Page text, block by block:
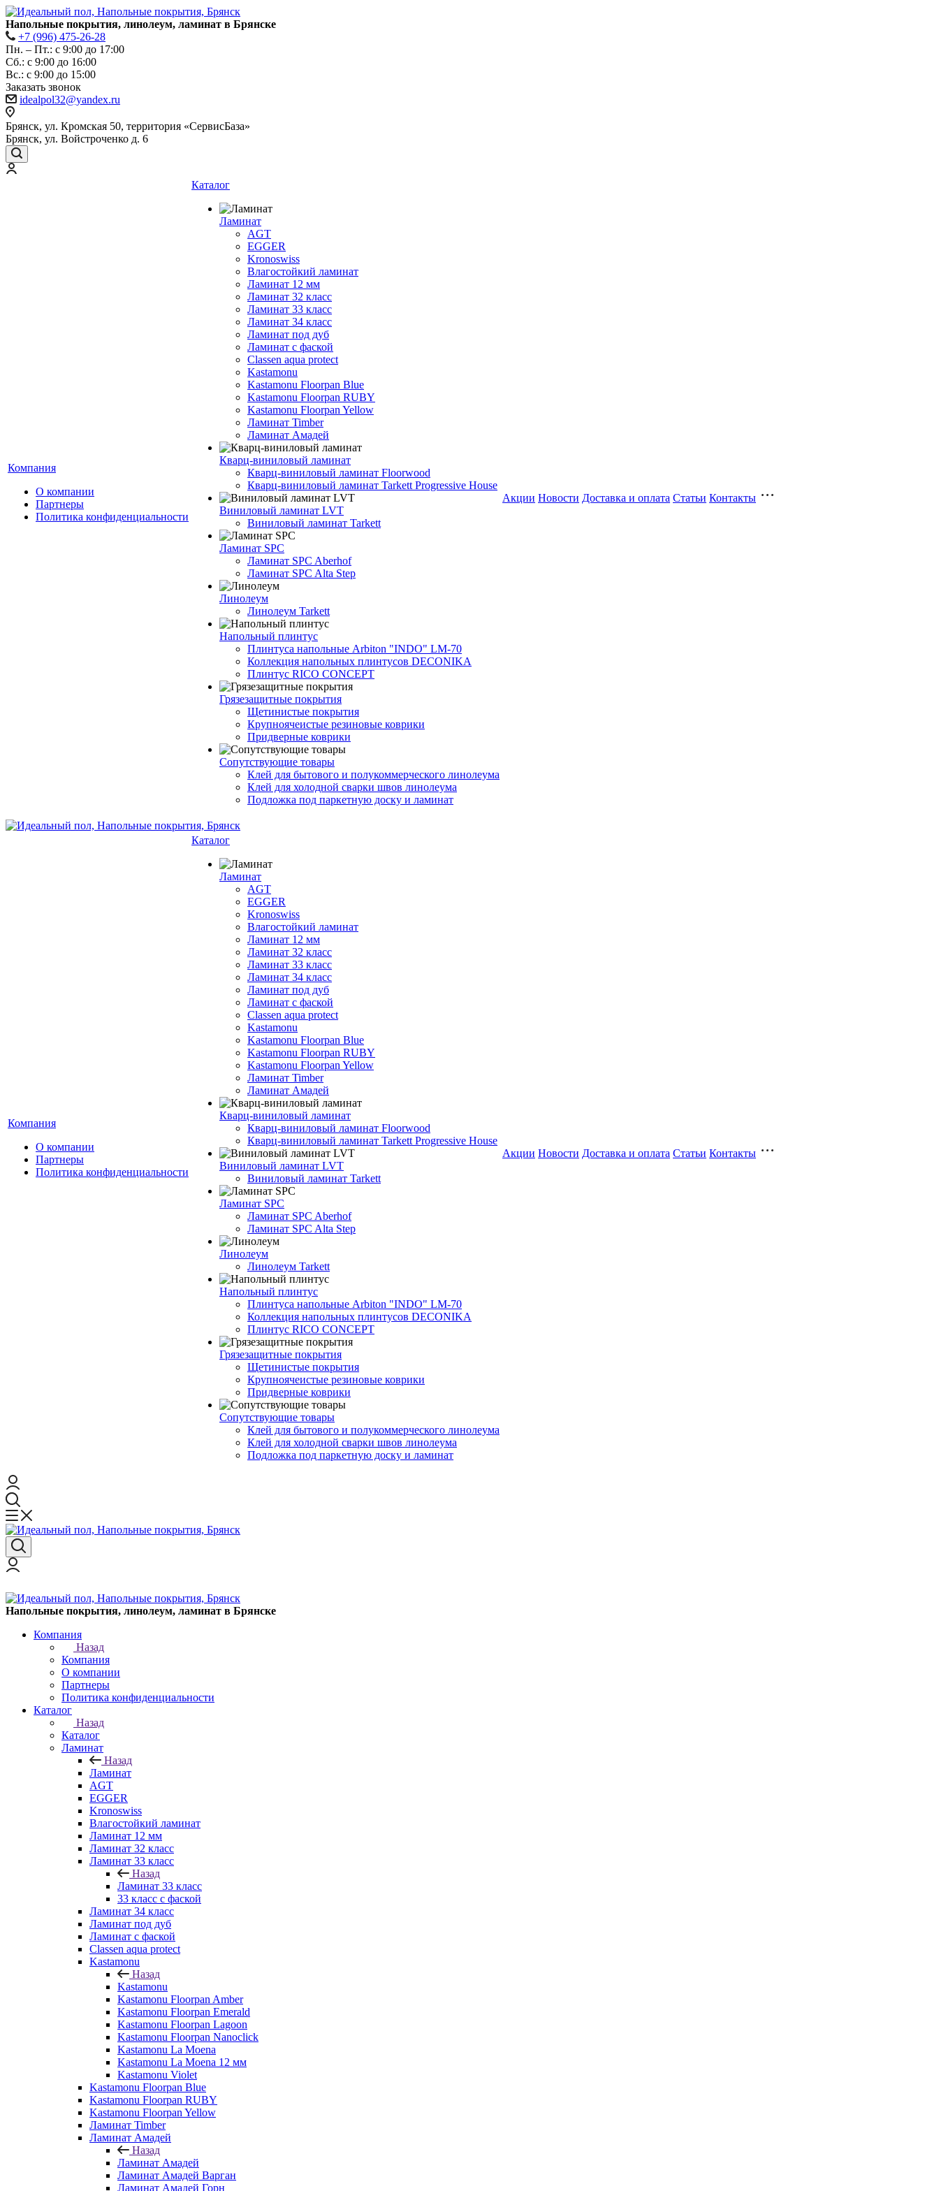
Напольные покрытия, линолеум, ламинат в Брянске
+7 (996) 475-26-28
Пн. – Пт.: с 9:00 до 17:00
Сб.: с 9:00 до 16:00
Bc.: с 9:00 до 15:00
Заказать звонок
idealpol32@yandex.ru
Брянск, ул. Кромская 50, территория «СервисБаза»
Брянск, ул. Войстроченко д. 6
Компания
О компании
Партнеры
Политика конфиденциальности
Каталог
Ламинат
AGT
EGGER
Kronoswiss
Влагостойкий ламинат
Ламинат 12 мм
Ламинат 32 класс
Ламинат 33 класс
Ламинат 34 класс
Ламинат под дуб
Ламинат с фаской
Classen aqua protect
Kastamonu
Kastamonu Floorpan Blue
Kastamonu Floorpan RUBY
Kastamonu Floorpan Yellow
Ламинат Timber
Ламинат Амадей
Кварц-виниловый ламинат
Кварц-виниловый ламинат Floorwood
Кварц-виниловый ламинат Tarkett Progressive House
Виниловый ламинат LVT
Виниловый ламинат Tarkett
Ламинат SPC
Ламинат SPC Aberhof
Ламинат SPC Alta Step
Линолеум
Линолеум Tarkett
Напольный плинтус
Плинтуса напольные Arbiton "INDO" LM-70
Коллекция напольных плинтусов DECONIKA
Плинтус RICO CONCEPT
Грязезащитные покрытия
Щетинистые покрытия
Крупноячеистые резиновые коврики
Придверные коврики
Сопутствующие товары
Клей для бытового и полукоммерческого линолеума
Клей для холодной сварки швов линолеума
Подложка под паркетную доску и ламинат
Акции Новости Доставка и оплата Статьи Контакты
Компания
О компании
Партнеры
Политика конфиденциальности
Каталог
Ламинат
AGT
EGGER
Kronoswiss
Влагостойкий ламинат
Ламинат 12 мм
Ламинат 32 класс
Ламинат 33 класс
Ламинат 34 класс
Ламинат под дуб
Ламинат с фаской
Classen aqua protect
Kastamonu
Kastamonu Floorpan Blue
Kastamonu Floorpan RUBY
Kastamonu Floorpan Yellow
Ламинат Timber
Ламинат Амадей
Кварц-виниловый ламинат
Кварц-виниловый ламинат Floorwood
Кварц-виниловый ламинат Tarkett Progressive House
Виниловый ламинат LVT
Виниловый ламинат Tarkett
Ламинат SPC
Ламинат SPC Aberhof
Ламинат SPC Alta Step
Линолеум
Линолеум Tarkett
Напольный плинтус
Плинтуса напольные Arbiton "INDO" LM-70
Коллекция напольных плинтусов DECONIKA
Плинтус RICO CONCEPT
Грязезащитные покрытия
Щетинистые покрытия
Крупноячеистые резиновые коврики
Придверные коврики
Сопутствующие товары
Клей для бытового и полукоммерческого линолеума
Клей для холодной сварки швов линолеума
Подложка под паркетную доску и ламинат
Акции Новости Доставка и оплата Статьи Контакты
Напольные покрытия, линолеум, ламинат в Брянске
Компания
Назад
Компания
О компании
Партнеры
Политика конфиденциальности
Каталог
Назад
Каталог
Ламинат
Назад
Ламинат
AGT
EGGER
Kronoswiss
Влагостойкий ламинат
Ламинат 12 мм
Ламинат 32 класс
Ламинат 33 класс
Назад
Ламинат 33 класс
33 класс с фаской
Ламинат 34 класс
Ламинат под дуб
Ламинат с фаской
Classen aqua protect
Kastamonu
Назад
Kastamonu
Kastamonu Floorpan Amber
Kastamonu Floorpan Emerald
Kastamonu Floorpan Lagoon
Kastamonu Floorpan Nanoclick
Kastamonu La Moena
Kastamonu La Moena 12 мм
Kastamonu Violet
Kastamonu Floorpan Blue
Kastamonu Floorpan RUBY
Kastamonu Floorpan Yellow
Ламинат Timber
Ламинат Амадей
Назад
Ламинат Амадей
Ламинат Амадей Варган
Ламинат Амадей Горн